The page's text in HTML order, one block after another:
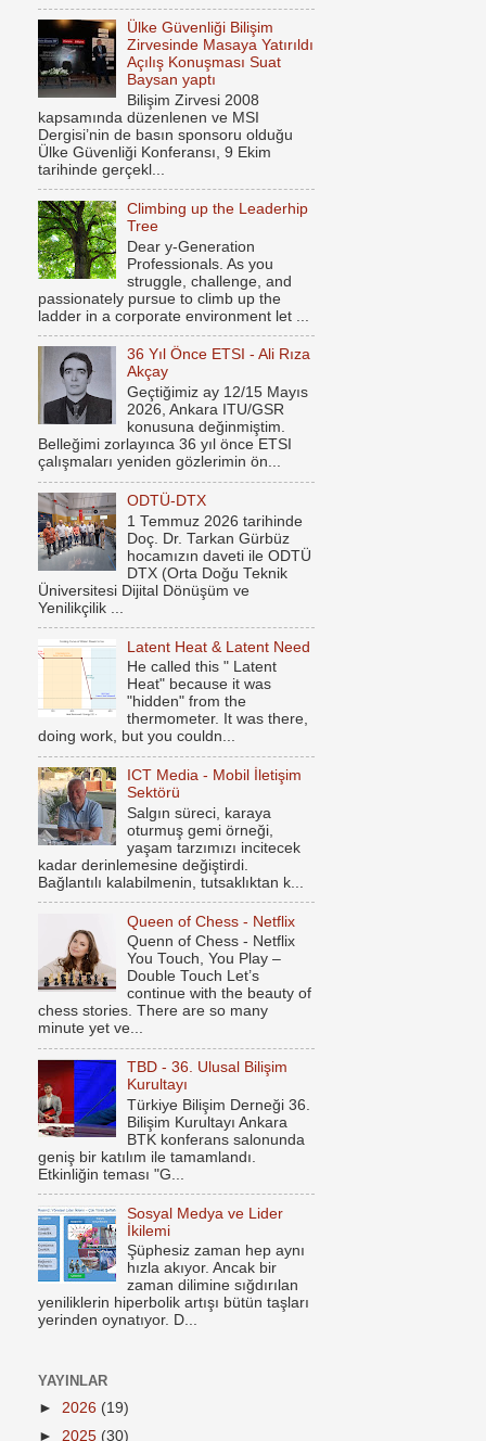
Ülke Güvenliği Bilişim
Zirvesinde Masaya Yatırıldı
Açılış Konuşması Suat
Baysan yaptı
Bilişim Zirvesi 2008
kapsamında düzenlenen ve MSI
Dergisi’nin de basın sponsoru olduğu
Ülke Güvenliği Konferansı, 9 Ekim
tarihinde gerçekl...
Climbing up the Leaderhip
Tree
Dear y-Generation
Professionals. As you
struggle, challenge, and
passionately pursue to climb up the
ladder in a corporate environment let ...
36 Yıl Önce ETSI - Ali Rıza
Akçay
Geçtiğimiz ay 12/15 Mayıs
2026, Ankara ITU/GSR
konusuna değinmiştim.
Belleğimi zorlayınca 36 yıl önce ETSI
çalışmaları yeniden gözlerimin ön...
ODTÜ-DTX
1 Temmuz 2026 tarihinde
Doç. Dr. Tarkan Gürbüz
hocamızın daveti ile ODTÜ
DTX (Orta Doğu Teknik
Üniversitesi Dijital Dönüşüm ve
Yenilikçilik ...
Latent Heat & Latent Need
He called this " Latent
Heat" because it was
"hidden" from the
thermometer. It was there,
doing work, but you couldn...
ICT Media - Mobil İletişim
Sektörü
Salgın süreci, karaya
oturmuş gemi örneği,
yaşam tarzımızı incitecek
kadar derinlemesine değiştirdi.
Bağlantılı kalabilmenin, tutsaklıktan k...
Queen of Chess - Netflix
Quenn of Chess - Netflix
You Touch, You Play –
Double Touch Let’s
continue with the beauty of
chess stories. There are so many
minute yet ve...
TBD - 36. Ulusal Bilişim
Kurultayı
Türkiye Bilişim Derneği 36.
Bilişim Kurultayı Ankara
BTK konferans salonunda
geniş bir katılım ile tamamlandı.
Etkinliğin teması "G...
Sosyal Medya ve Lider
İkilemi
Şüphesiz zaman hep aynı
hızla akıyor. Ancak bir
zaman dilimine sığdırılan
yeniliklerin hiperbolik artışı bütün taşları
yerinden oynatıyor. D...
YAYINLAR
► 2026 (19)
► 2025 (30)